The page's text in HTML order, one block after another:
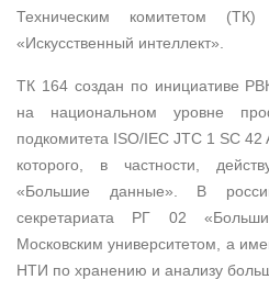
Техническим комитетом
«Искусственный интеллект».
ТК 164 создан по инициативе
на национальном уровне
подкомитета ISO/IEC JTC 1 SC
которого, в частности,
«Большие данные». В
секретариата РГ 02
Московским университетом, а
НТИ по хранению и анализу